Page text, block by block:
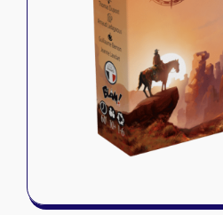
Naruto
Autres
Tapis de